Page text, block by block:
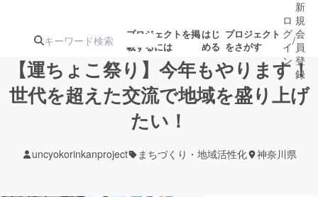
プロジェクトを掲
載するには
はじ
める
プロジェクト
をさがす
注目の新着プロ 募集終了が近いプ
ロ
グ
イ
ン
/
新
規
会
員
登
録
【運ちょこ祭り】今年もやります！
世代を超えた交流で地域を盛り上げ
たい！
uncyokorinkanproject まちづくり・地域活性化 神奈川県